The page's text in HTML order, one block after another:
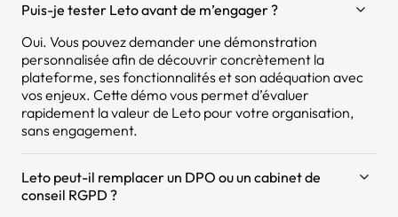
Puis-je tester Leto avant de m’engager ?
Oui. Vous pouvez demander une démonstration
personnalisée afin de découvrir concrètement la
plateforme, ses fonctionnalités et son adéquation avec
vos enjeux. Cette démo vous permet d’évaluer
rapidement la valeur de Leto pour votre organisation,
sans engagement.
Leto peut-il remplacer un DPO ou un cabinet de
conseil RGPD ?